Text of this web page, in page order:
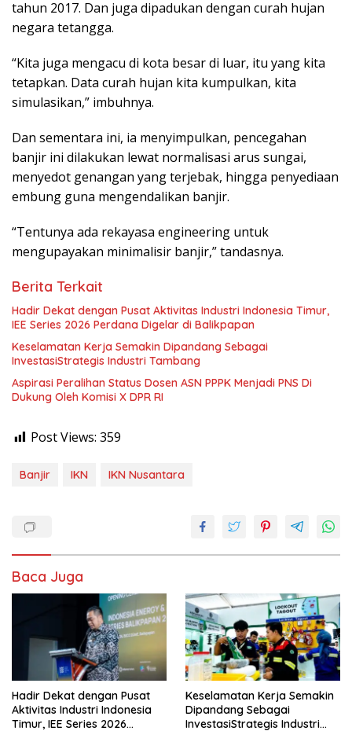
tahun 2017. Dan juga dipadukan dengan curah hujan
negara tetangga.
“Kita juga mengacu di kota besar di luar, itu yang kita
tetapkan. Data curah hujan kita kumpulkan, kita
simulasikan,” imbuhnya.
Dan sementara ini, ia menyimpulkan, pencegahan
banjir ini dilakukan lewat normalisasi arus sungai,
menyedot genangan yang terjebak, hingga penyediaan
embung guna mengendalikan banjir.
“Tentunya ada rekayasa engineering untuk
mengupayakan minimalisir banjir,” tandasnya.
Berita Terkait
Hadir Dekat dengan Pusat Aktivitas Industri Indonesia Timur,
IEE Series 2026 Perdana Digelar di Balikpapan
Keselamatan Kerja Semakin Dipandang Sebagai
InvestasiStrategis Industri Tambang
Aspirasi Peralihan Status Dosen ASN PPPK Menjadi PNS Di
Dukung Oleh Komisi X DPR RI
Post Views: 359
Banjir IKN IKN Nusantara
Baca Juga
Hadir Dekat dengan Pusat
Aktivitas Industri Indonesia
Timur, IEE Series 2026
Keselamatan Kerja Semakin
Dipandang Sebagai
InvestasiStrategis Industri